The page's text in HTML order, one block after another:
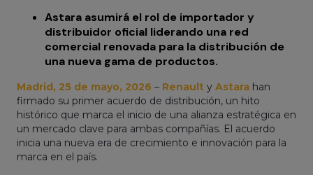
Astara asumirá el rol de importador y
distribuidor oficial liderando una red
comercial renovada para la distribución de
una nueva gama de productos.
Madrid, 25 de mayo, 2026 – Renault y Astara han
firmado su primer acuerdo de distribución, un hito
histórico que marca el inicio de una alianza estratégica en
un mercado clave para ambas compañías. El acuerdo
inicia una nueva era de crecimiento e innovación para la
marca en el país.